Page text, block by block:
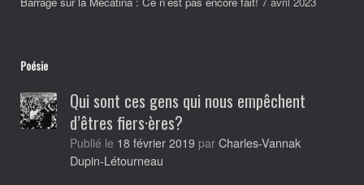
Poésie
Qui sont ces gens qui nous empêchent
d’êtres fiers·ères?
Publié le 18 février 2019 par Charles-Vannak
Dupin-Létourneau